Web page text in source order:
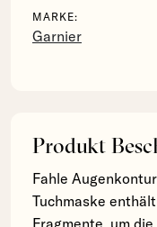
MARKE:
Garnier
Produkt
Fahle
Tuchmaske
Fragmente, um